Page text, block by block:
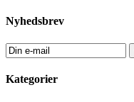
Nyhedsbrev
Kategorier